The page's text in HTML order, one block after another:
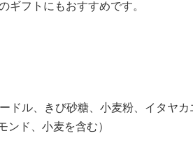
ギフトにもおすすめです。
、きび砂糖、小麦粉、イタヤカ
ド、小麦を含む）